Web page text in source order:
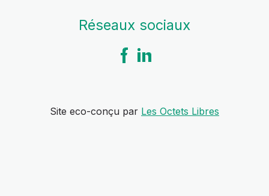
Réseaux sociaux
Site eco-conçu par Les Octets Libres